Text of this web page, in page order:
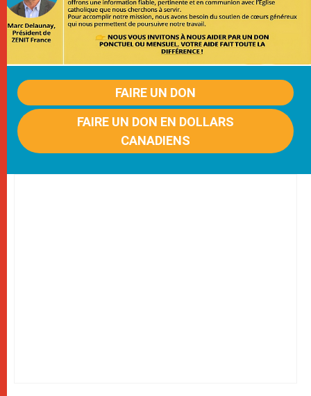
FAIRE UN DON
FAIRE UN DON EN DOLLARS
CANADIENS